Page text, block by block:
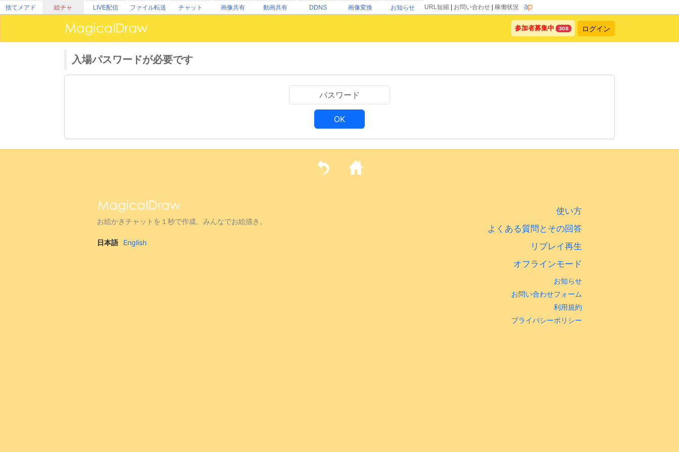
捨てメアド 絵チャ LIVE配信 ファイル転送 チャット 画像共有 動画共有 DDNS 画像変換 お知らせ URL短縮 お問い合わせ 稼働状況
参加者募集中 308 ログイン
入場パスワードが必要です
OK
お絵かきチャットを１秒で作成、みんなでお絵描き。
日本語 English
使い方
よくある質問とその回答
リプレイ再生
オフラインモード
お知らせ
お問い合わせフォーム
利用規約
プライバシーポリシー